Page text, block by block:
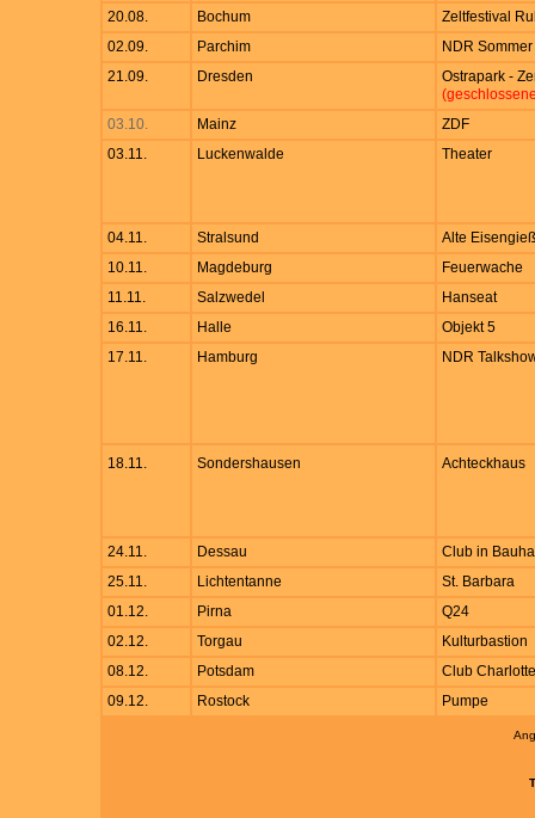
20.08.
Bochum
Zeltfestival
02.09.
Parchim
NDR Sommer
21.09.
Dresden
Ostrapark -
03.10.
Mainz
ZDF
03.11.
Luckenwalde Theater
04.11. Stralsund
Alte
10.11.
Magdeburg
Feuerwache
11.11.
Salzwedel
Hanseat
16.11.
Halle
Objekt 5
17.11.
Hamburg NDR
18.11. Sondershausen Achteckhaus
24.11. Dessau
Club in
25.11.
Lichtentanne
St. Barbara
01.12.
Pirna
Q24
02.12.
Torgau
Kulturbastion
08.12.
Potsdam
Club Charlotte
09.12.
Rostock Pumpe